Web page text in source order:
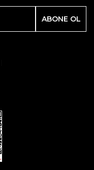
ABONE OL